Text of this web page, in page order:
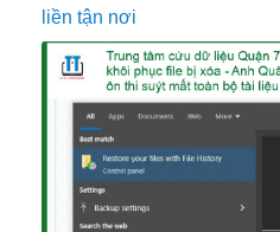
liền tận nơi